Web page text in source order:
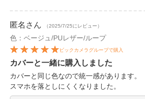
匿名 さん （2025/7/25にレビュー）
色：ベージュ/PUレザー/ループ
ビックカメラグループで購入
カバーと一緒に購入しました
カバーと同じ色なので統一感があります。
スマホを落としにくくなりました。